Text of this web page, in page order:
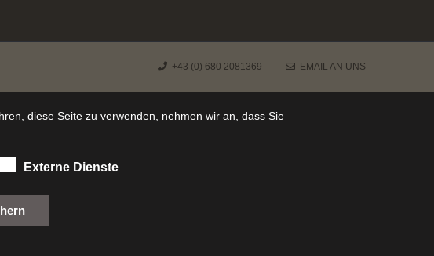
+43 (0) 680 2081369 EMAIL AN UNS
diese Seite zu verwenden, nehmen wir an, dass Sie
Externe Dienste